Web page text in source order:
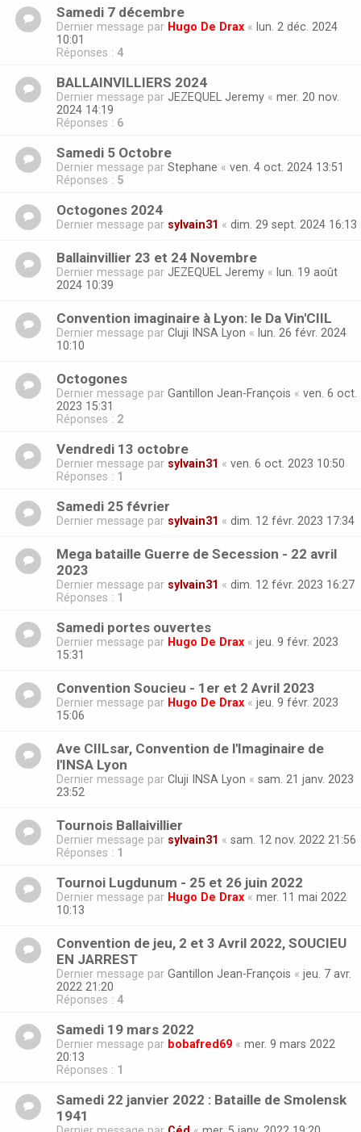
Samedi 7 décembre
Dernier message par Hugo De Drax « lun. 2 déc. 2024
10:01
Réponses : 4
BALLAINVILLIERS 2024
Dernier message par JEZEQUEL Jeremy « mer. 20 nov.
2024 14:19
Réponses : 6
Samedi 5 Octobre
Dernier message par Stephane « ven. 4 oct. 2024 13:51
Réponses : 5
Octogones 2024
Dernier message par sylvain31 « dim. 29 sept. 2024 16:13
Ballainvillier 23 et 24 Novembre
Dernier message par JEZEQUEL Jeremy « lun. 19 août
2024 10:39
Convention imaginaire à Lyon: le Da Vin'CIIL
Dernier message par Cluji INSA Lyon « lun. 26 févr. 2024
10:10
Octogones
Dernier message par Gantillon Jean-François « ven. 6 oct.
2023 15:31
Réponses : 2
Vendredi 13 octobre
Dernier message par sylvain31 « ven. 6 oct. 2023 10:50
Réponses : 1
Samedi 25 février
Dernier message par sylvain31 « dim. 12 févr. 2023 17:34
Mega bataille Guerre de Secession - 22 avril
2023
Dernier message par sylvain31 « dim. 12 févr. 2023 16:27
Réponses : 1
Samedi portes ouvertes
Dernier message par Hugo De Drax « jeu. 9 févr. 2023
15:31
Convention Soucieu - 1er et 2 Avril 2023
Dernier message par Hugo De Drax « jeu. 9 févr. 2023
15:06
Ave CIILsar, Convention de l'Imaginaire de
l'INSA Lyon
Dernier message par Cluji INSA Lyon « sam. 21 janv. 2023
23:52
Tournois Ballaivillier
Dernier message par sylvain31 « sam. 12 nov. 2022 21:56
Réponses : 1
Tournoi Lugdunum - 25 et 26 juin 2022
Dernier message par Hugo De Drax « mer. 11 mai 2022
10:13
Convention de jeu, 2 et 3 Avril 2022, SOUCIEU
EN JARREST
Dernier message par Gantillon Jean-François « jeu. 7 avr.
2022 21:20
Réponses : 4
Samedi 19 mars 2022
Dernier message par bobafred69 « mer. 9 mars 2022
20:13
Réponses : 1
Samedi 22 janvier 2022 : Bataille de Smolensk
1941